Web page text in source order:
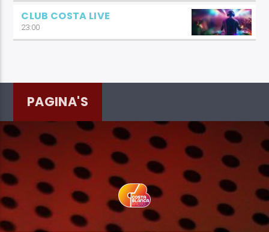
CLUB COSTA LIVE
23:00
PAGINA'S